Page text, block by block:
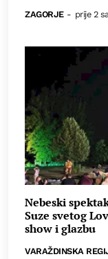
ZAGORJE - prije 2
Nebeski
Suze svetog
show i glazbu
VARAŽDINSKA